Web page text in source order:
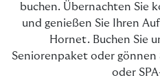
buchen. Übernachten Sie
und genießen Sie Ihren
Hornet. Buchen Sie
Seniorenpaket oder gönnen
oder